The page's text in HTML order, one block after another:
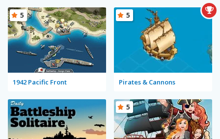
1942 Pacific Front
5
Pirates & Cannons
5
5